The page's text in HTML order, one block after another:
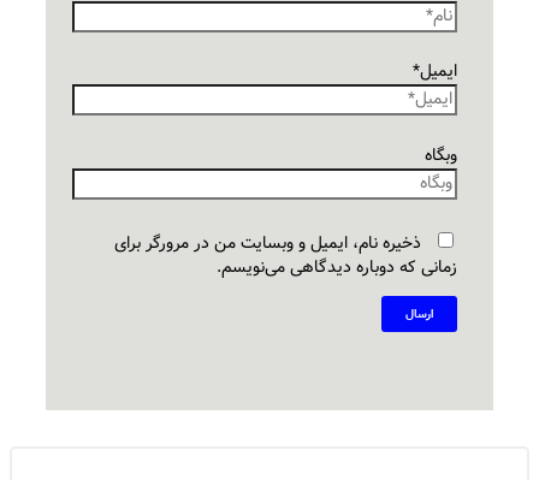
ایمیل*
وبگاه
ذخیره نام، ایمیل و وبسایت من در مرورگر برای
زمانی که دوباره دیدگاهی می‌نویسم.